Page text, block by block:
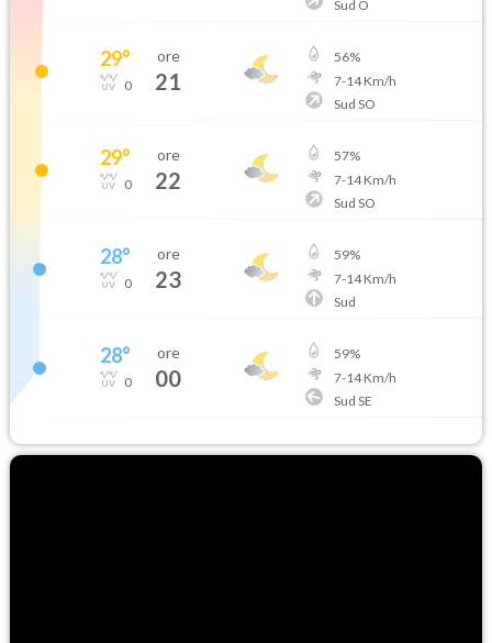
Sud O
29°
0
ore
21
56%
7-14Km/h
Sud SO
29°
0
ore
22
57%
7-14Km/h
Sud SO
28°
0
ore
23
59%
7-14Km/h
Sud
28°
0
ore
00
59%
7-14Km/h
Sud SE